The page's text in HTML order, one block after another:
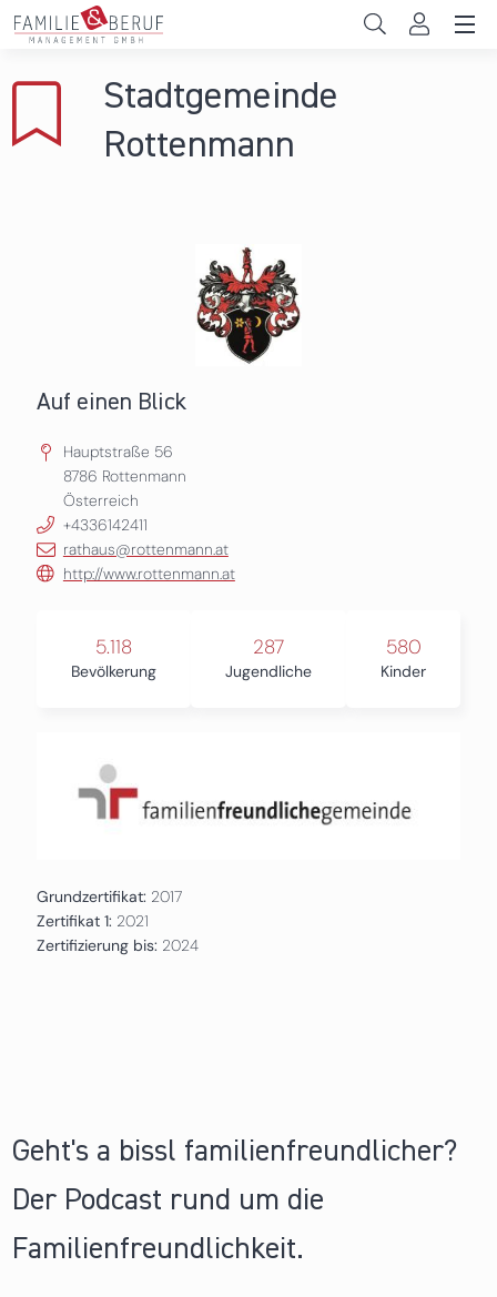
Direkt zum Inhalt
Gemeinden
Stadtgemeinde
Rottenmann
Auf einen Blick
Hauptstraße 56
8786 Rottenmann
Österreich
+4336142411
rathaus@rottenmann.at
http://www.rottenmann.at
5.118
Bevölkerung
287
Jugendliche
580
Kinder
Grundzertifikat: 2017
Zertifikat 1: 2021
Zertifizierung bis: 2024
Geht's a bissl familienfreundlicher?
Der Podcast rund um die
Familienfreundlichkeit.